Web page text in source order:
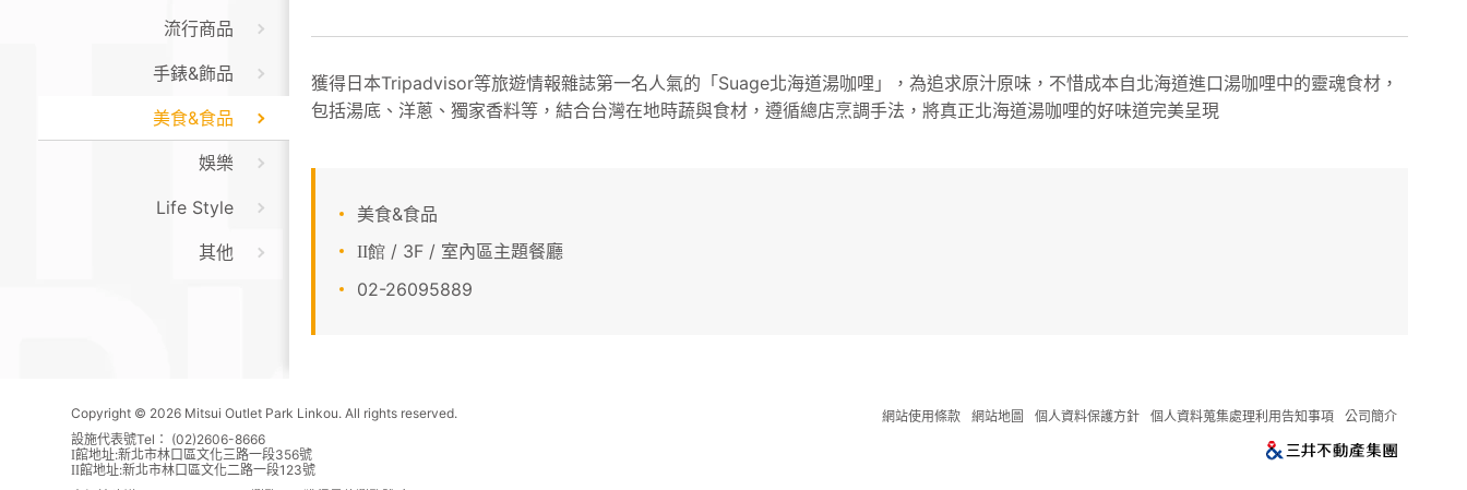
流行商品
手錶&飾品
美食&食品
娛樂
Life Style
其他
獲得日本Tripadvisor等旅遊情報雜誌第一名人氣的「Suage北海道湯咖哩」，為追求原汁原味，不惜成本自北海道進口湯咖哩中的靈魂食材，
包括湯底、洋蔥、獨家香料等，結合台灣在地時蔬與食材，遵循總店烹調手法，將真正北海道湯咖哩的好味道完美呈現
美食&食品
II館/ 3F / 室內區主題餐廳
02-26095889
Copyright © 2026 Mitsui Outlet Park Linkou. All rights reserved.
設施代表號Tel： (02)2606-8666
I館地址:新北市林口區文化三路一段356號
II館地址:新北市林口區文化二路一段123號
網站使用條款 網站地圖 個人資料保護方針 個人資料蒐集處理利用告知事項 公司簡介